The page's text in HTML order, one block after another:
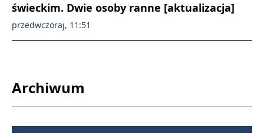
świeckim. Dwie osoby ranne [aktualizacja]
przedwczoraj, 11:51
Archiwum